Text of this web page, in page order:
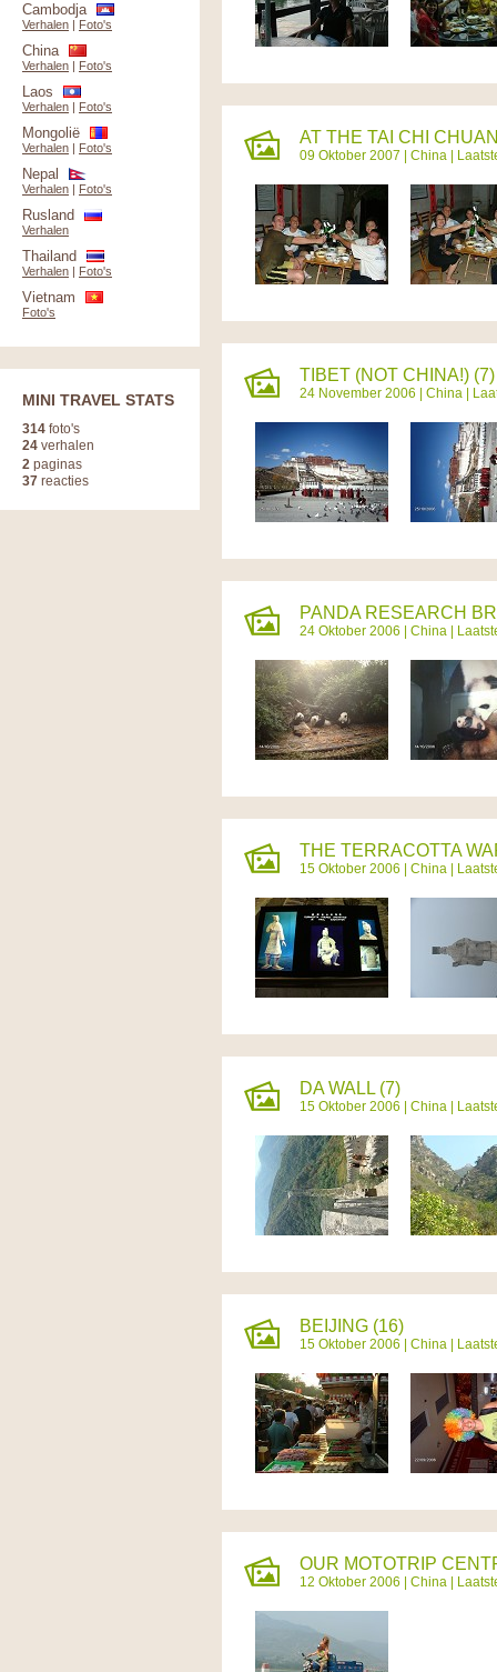
AT THE TAI CHI
09 Oktober 2007 | China |
TIBET (NOT CHINA!) (7)
24 November 2006 | China |
PANDA RESEARCH
24 Oktober 2006 | China |
THE TERRACOTTA
15 Oktober 2006 | China |
DA WALL (7)
15 Oktober 2006 | China |
BEIJING (16)
15 Oktober 2006 | China |
OUR MOTOTRIP
12 Oktober 2006 | China |
Cambodja
Verhalen | Foto's
China
Verhalen | Foto's
Laos
Verhalen | Foto's
Mongolië
Verhalen | Foto's
Nepal
Verhalen | Foto's
Rusland
Verhalen
Thailand
Verhalen | Foto's
Vietnam
Foto's
MINI TRAVEL STATS
314 foto's
24 verhalen
2 paginas
37 reacties